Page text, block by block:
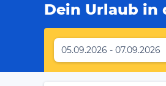
Dein Urlaub in
05.09.2026 - 07.09.2026